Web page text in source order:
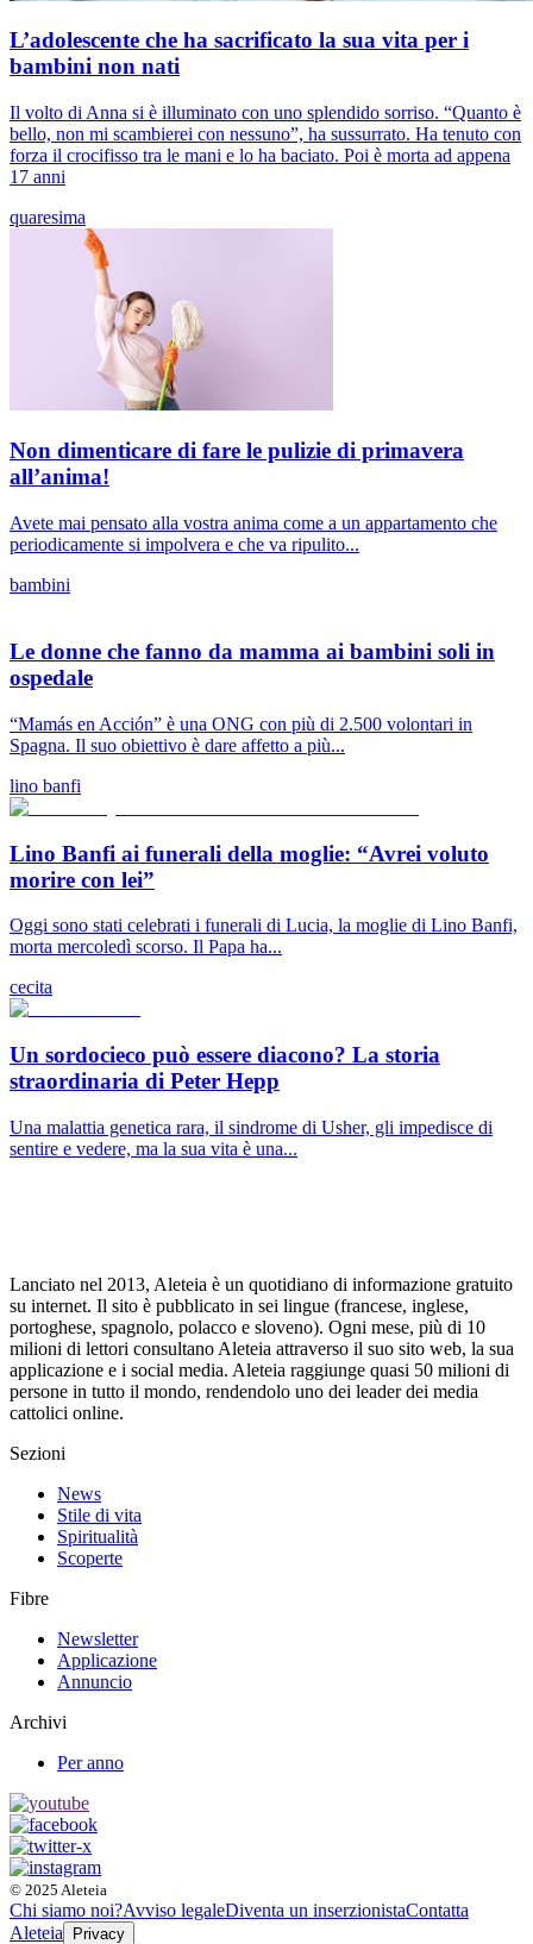
L’adolescente che ha sacrificato la sua vita per i
bambini non nati
Il volto di Anna si è illuminato con uno splendido sorriso. “Quanto è
bello, non mi scambierei con nessuno”, ha sussurrato. Ha tenuto con
forza il crocifisso tra le mani e lo ha baciato. Poi è morta ad appena
17 anni
quaresima
Non dimenticare di fare le pulizie di primavera
all’anima!
Avete mai pensato alla vostra anima come a un appartamento che
periodicamente si impolvera e che va ripulito...
bambini
Le donne che fanno da mamma ai bambini soli in
ospedale
“Mamás en Acción” è una ONG con più di 2.500 volontari in
Spagna. Il suo obiettivo è dare affetto a più...
lino banfi
Lino Banfi ai funerali della moglie: “Avrei voluto
morire con lei”
Oggi sono stati celebrati i funerali di Lucia, la moglie di Lino Banfi,
morta mercoledì scorso. Il Papa ha...
cecita
Un sordocieco può essere diacono? La storia
straordinaria di Peter Hepp
Una malattia genetica rara, il sindrome di Usher, gli impedisce di
sentire e vedere, ma la sua vita è una...
Lanciato nel 2013, Aleteia è un quotidiano di informazione gratuito
su internet. Il sito è pubblicato in sei lingue (francese, inglese,
portoghese, spagnolo, polacco e sloveno). Ogni mese, più di 10
milioni di lettori consultano Aleteia attraverso il suo sito web, la sua
applicazione e i social media. Aleteia raggiunge quasi 50 milioni di
persone in tutto il mondo, rendendolo uno dei leader dei media
cattolici online.
Sezioni
News
Stile di vita
Spiritualità
Scoperte
Fibre
Newsletter
Applicazione
Annuncio
Archivi
Per anno
© 2025 Aleteia
Chi siamo noi?Avviso legaleDiventa un inserzionistaContatta
Aleteia
Privacy